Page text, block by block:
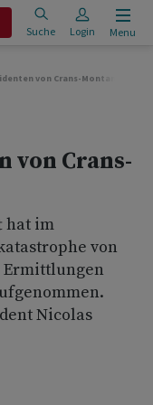
Suche Login Menu
von Crans-Montana VS
von Crans-
hat im
von
Ermittlungen
Nicolas